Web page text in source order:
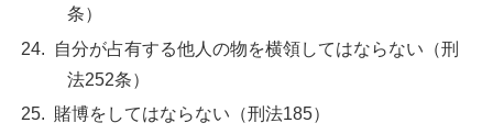
条）
自分が占有する他人の物を横領してはならない（刑
法252条）
賭博をしてはならない（刑法185）